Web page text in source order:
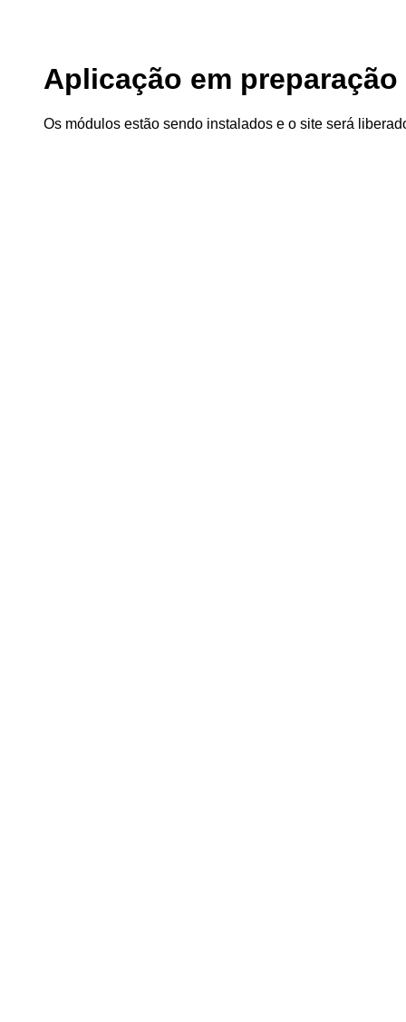
Aplicação em preparação
Os módulos estão sendo instalados e o site será